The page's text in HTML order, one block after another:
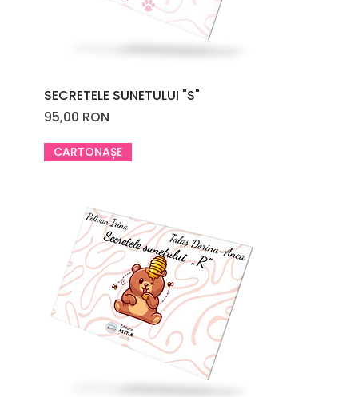
SECRETELE SUNETULUI "S"
Price
95,00 RON
CARTONAȘE